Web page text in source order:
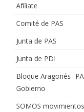
Afíliate
Comité de PAS
Junta de PAS
Junta de PDI
Bloque Aragonés-
Gobierno
SOMOS